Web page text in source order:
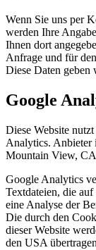
Wenn Sie uns per
werden Ihre
Ihnen dort
Anfrage und für
Diese Daten
Google
Diese Website
Analytics. Anbieter
Mountain View,
Google Analytics
Textdateien, die
eine Analyse der
Die durch den
dieser Website
den USA